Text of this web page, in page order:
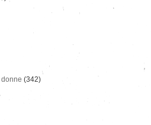
(342)